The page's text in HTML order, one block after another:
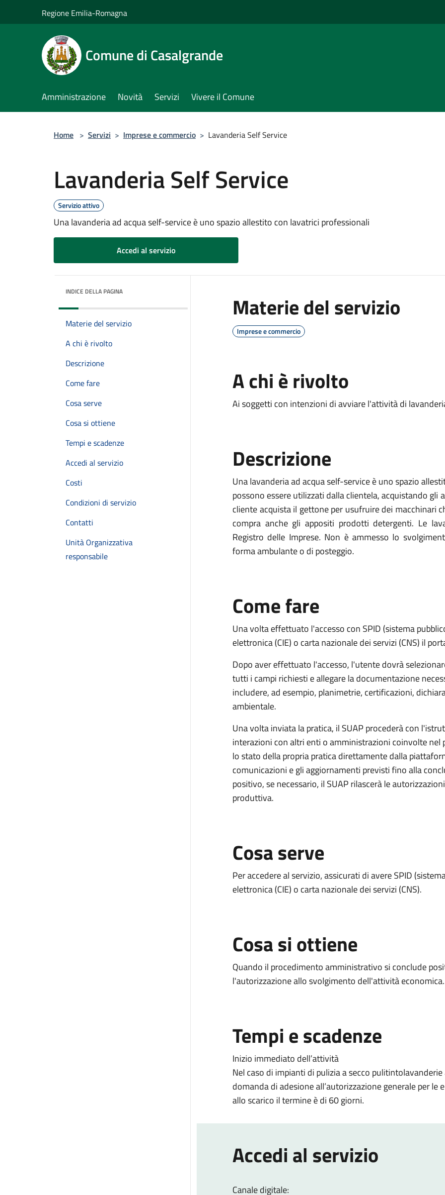
Regione Emilia-Romagna
Comune di Casalgrande
Amministrazione Novità Servizi Vivere il Comune
Home > Servizi > Imprese e commercio > Lavanderia Self Service
Lavanderia Self Service
Servizio attivo
Una lavanderia ad acqua self-service è uno spazio allestito con lavatrici professionali
Accedi al servizio
INDICE DELLA PAGINA
Materie del servizio
A chi è rivolto
Descrizione
Come fare
Cosa serve
Cosa si ottiene
Tempi e scadenze
Accedi al servizio
Costi
Condizioni di servizio
Contatti
Unità Organizzativa
responsabile
Materie del servizio
Imprese e commercio
A chi è rivolto
Ai soggetti con intenzioni di avviare l'attività di
Descrizione
Una lavanderia ad acqua self-service è uno spazio
possono essere utilizzati dalla clientela, acquistando
cliente acquista il gettone per usufruire dei macchinari
compra anche gli appositi prodotti detergenti. Le
Registro delle Imprese. Non è ammesso lo
forma ambulante o di posteggio.
Come fare
Una volta effettuato l'accesso con SPID (sistema
elettronica (CIE) o carta nazionale dei servizi (CNS) il
Dopo aver effettuato l'accesso, l'utente dovrà
tutti i campi richiesti e allegare la documentazione
includere, ad esempio, planimetrie, certificazioni,
ambientale.
Una volta inviata la pratica, il SUAP procederà con
interazioni con altri enti o amministrazioni coinvolte
lo stato della propria pratica direttamente dalla
comunicazioni e gli aggiornamenti previsti fino alla
positivo, se necessario, il SUAP rilascerà le
produttiva.
Cosa serve
Per accedere al servizio, assicurati di avere SPID
elettronica (CIE) o carta nazionale dei servizi (CNS).
Cosa si ottiene
Quando il procedimento amministrativo si conclude
l'autorizzazione allo svolgimento dell'attività economica.
Tempi e scadenze
Inizio immediato dell’attività
Nel caso di impianti di pulizia a secco
domanda di adesione all’autorizzazione generale per
allo scarico il termine è di 60 giorni.
Accedi al servizio
Canale digitale: